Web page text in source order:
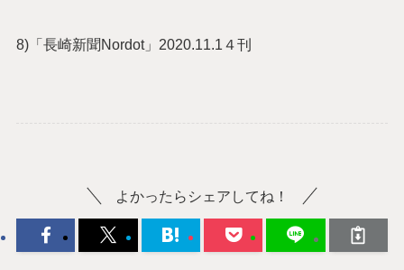
8)「長崎新聞Nordot」2020.11.1４刊
よかったらシェアしてね！